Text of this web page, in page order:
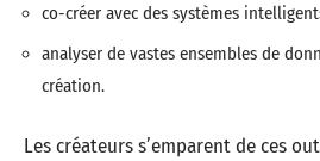
co-créer avec des systèmes
analyser de vastes ensembles de
création.
Les créateurs s’emparent de ces